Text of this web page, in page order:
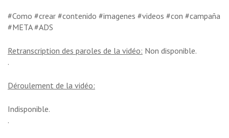
#Como #crear #contenido #imagenes #videos #con #campaña
#META #ADS
Retranscription des paroles de la vidéo: Non disponible.
.
Déroulement de la vidéo:
Indisponible.
.